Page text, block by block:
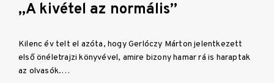
„A kivétel az normális”
Kilenc év telt el azóta, hogy Gerlóczy Márton jelentkezett
első önéletrajzi könyvével, amire bizony hamar rá is haraptak
az olvasók.…